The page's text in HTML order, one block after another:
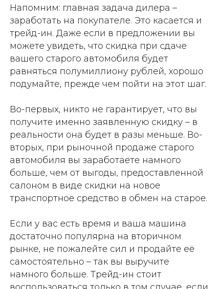
Напомним: главная задача дилера –
заработать на покупателе. Это касается и
трейд-ин. Даже если в предложении вы
можете увидеть, что скидка при сдаче
вашего старого автомобиля будет
равняться полумиллиону рублей, хорошо
подумайте, прежде чем пойти на этот шаг.
Во-первых, никто не гарантирует, что вы
получите именно заявленную скидку – в
реальности она будет в разы меньше. Во-
вторых, при рыночной продаже старого
автомобиля вы заработаете намного
больше, чем от выгоды, предоставленной
салоном в виде скидки на новое
транспортное средство в обмен на старое.
Если у вас есть время и ваша машина
достаточно популярна на вторичном
рынке, не пожалейте сил и продайте её
самостоятельно – так вы выручите
намного больше. Трейд-ин стоит